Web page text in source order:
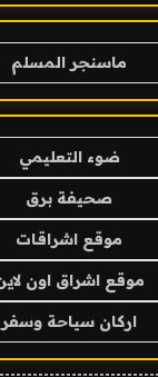
ماسنجر المسلم
ضوء التعليمي
صحيفة برق
موقع اشراقات
موقع اشراق اون
اركان سياحة وسفر